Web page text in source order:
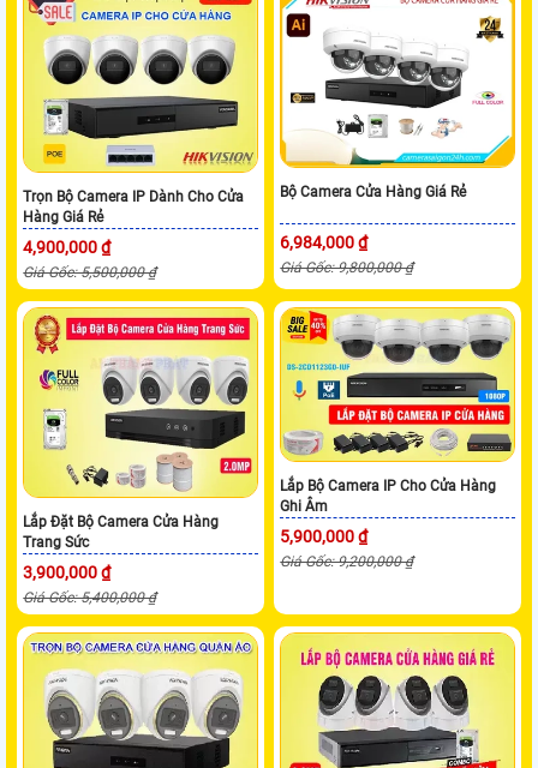
Trọn Bộ Camera IP Dành Cho Cửa
Hàng Giá Rẻ
4,900,000 ₫
Giá Gốc: 5,500,000 ₫
Bộ Camera Cửa Hàng Giá Rẻ
6,984,000 ₫
Giá Gốc: 9,800,000 ₫
Lắp Đặt Bộ Camera Cửa Hàng
Trang Sức
3,900,000 ₫
Giá Gốc: 5,400,000 ₫
Lắp Bộ Camera IP Cho Cửa Hàng
Ghi Âm
5,900,000 ₫
Giá Gốc: 9,200,000 ₫